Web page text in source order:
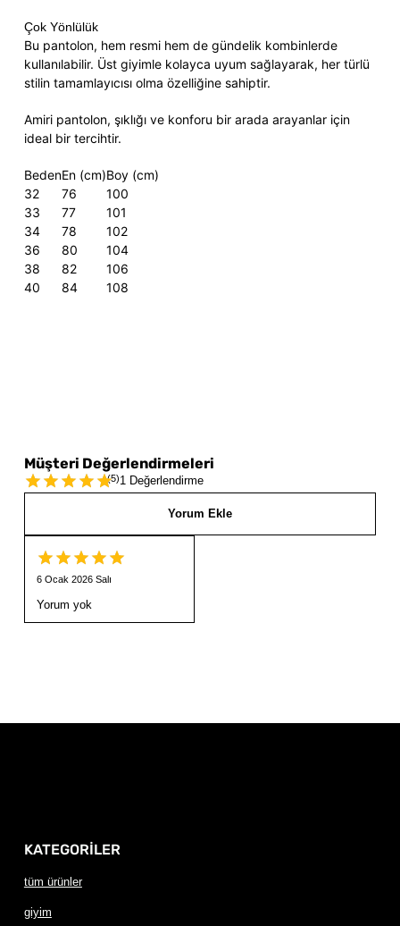
Çok Yönlülük
Bu pantolon, hem resmi hem de gündelik kombinlerde
kullanılabilir. Üst giyimle kolayca uyum sağlayarak, her türlü
stilin tamamlayıcısı olma özelliğine sahiptir.
Amiri pantolon, şıklığı ve konforu bir arada arayanlar için
ideal bir tercihtir.
BedenEn (cm)Boy (cm)
32
33
76
77
100
101
34
78
102
36
80
104
38
82
106
40
84 108
Müşteri Değerlendirmeleri
(5)1 Değerlendirme
Yorum Ekle
6 Ocak 2026 Salı
Yorum yok
KATEGORİLER
tüm ürünler
giyim